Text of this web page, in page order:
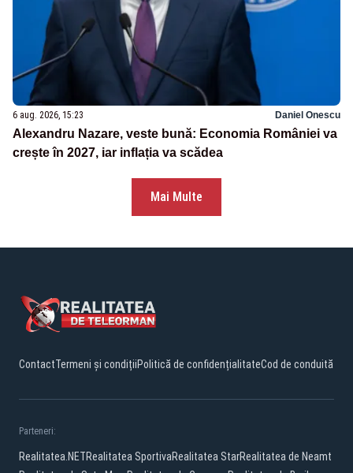
6 aug. 2026, 15:23 Daniel Onescu
Alexandru Nazare, veste bună: Economia României va
crește în 2027, iar inflația va scădea
Mai Multe
ContactTermeni și condițiiPolitică de confidențialitateCod de conduită
Parteneri:
Realitatea.NETRealitatea SportivaRealitatea StarRealitatea de Neamt